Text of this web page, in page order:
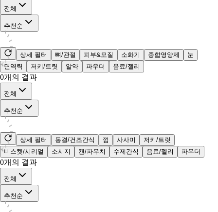
전체
추천순
상세 필터 뼈/관절 피부&모질 소화기 종합영양제
눈
면역력
저키/트릿 알약 파우더 음료/젤리
0개의 결과
전체
추천순
상세 필터 동결/건조간식 껌 사사미
저키/트릿
비스켓/시리얼
소시지 캔/파우치 수제간식 음료/젤리 파우더
0개의 결과
전체
추천순